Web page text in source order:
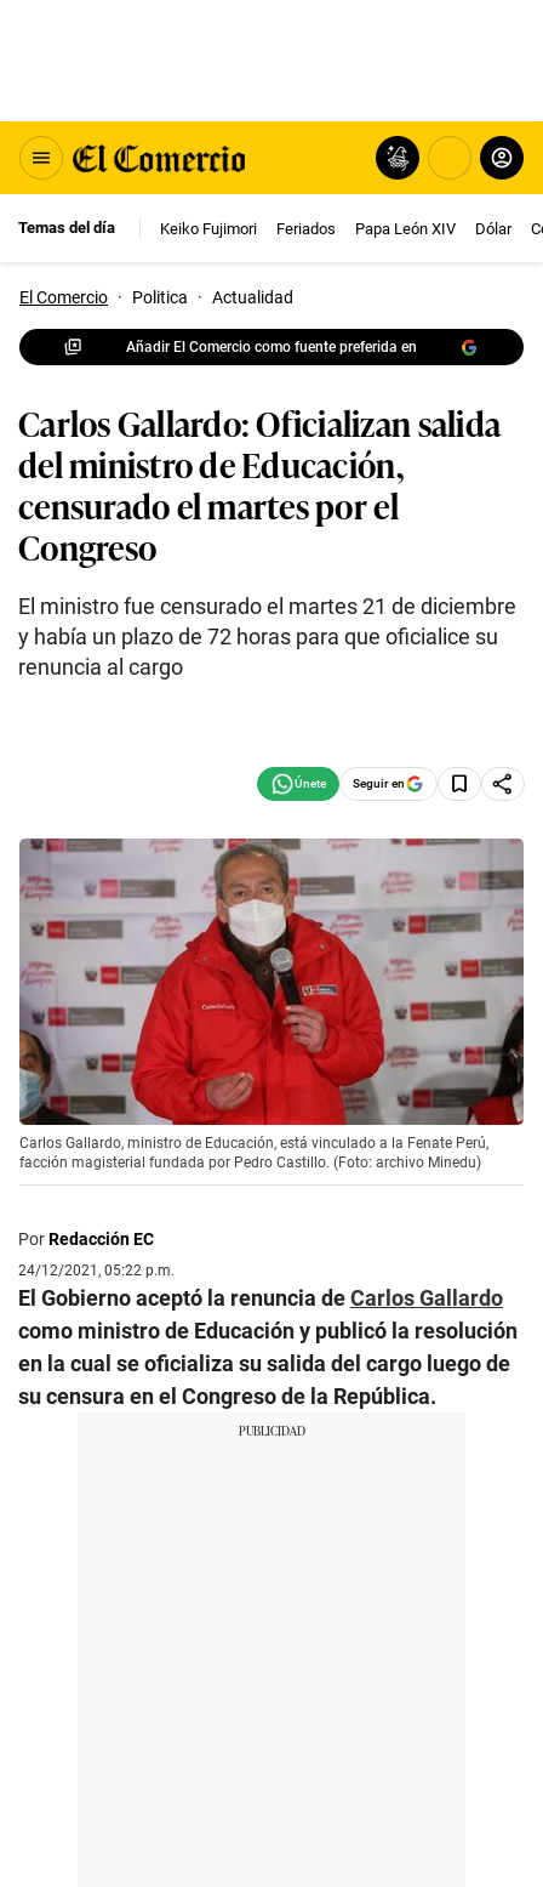
Temas del día Keiko Fujimori Feriados Papa León XIV Dólar
El Comercio · Politica · Actualidad
Añadir El Comercio como fuente preferida en
Carlos Gallardo: Oficializan salida
del ministro de Educación,
censurado el martes por el
Congreso
El ministro fue censurado el martes 21 de diciembre
y había un plazo de 72 horas para que oficialice su
renuncia al cargo
Seguir en
Carlos Gallardo, ministro de Educación, está vinculado a la Fenate Perú,
facción magisterial fundada por Pedro Castillo. (Foto: archivo Minedu)
PorRedacción EC
24/12/2021, 05:22 p.m.
El Gobierno aceptó la renuncia deCarlos Gallardo
como ministro de Educación y publicó la resolución
en la cual se oficializa su salida del cargo luego de
su censura en el Congreso de la República.